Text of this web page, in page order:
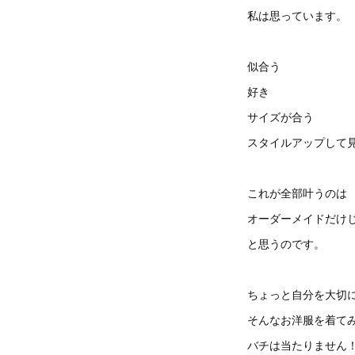
私は思っています。
似合う
好き
サイズが合う
スタイルアップして
これが全部叶うのは
オーダーメイドだけ
と思うのです。
ちょっと自分を大切
そんなお洋服を着て
バチは当たりません